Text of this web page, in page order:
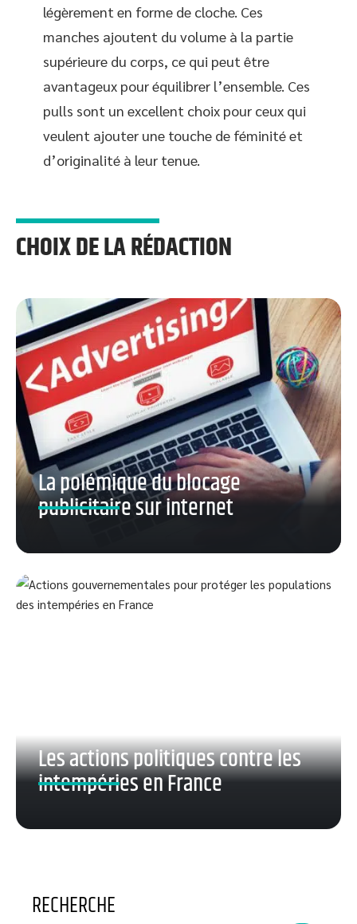
légèrement en forme de cloche. Ces
manches ajoutent du volume à la partie
supérieure du corps, ce qui peut être
avantageux pour équilibrer l’ensemble. Ces
pulls sont un excellent choix pour ceux qui
veulent ajouter une touche de féminité et
d’originalité à leur tenue.
CHOIX DE LA RÉDACTION
La polémique du blocage
publicitaire sur internet
Les actions politiques contre les
intempéries en France
RECHERCHE